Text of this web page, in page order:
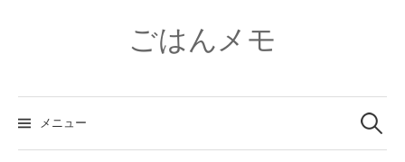
ス
キ
ごはんメモ
メニュー
索: